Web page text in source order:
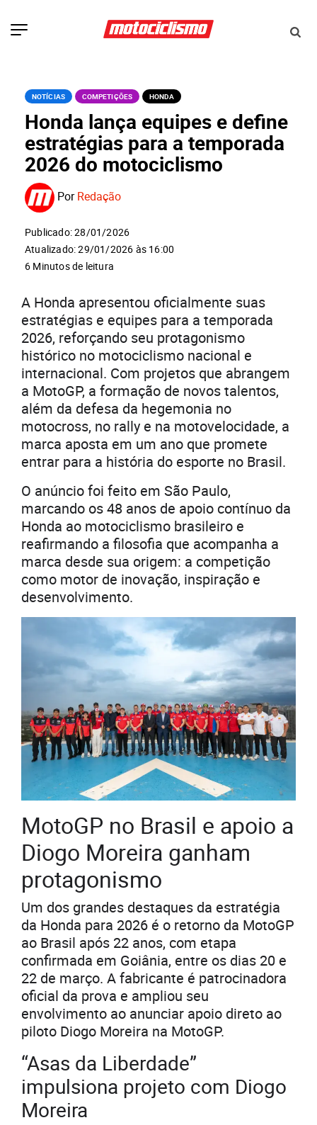
NOTÍCIAS COMPETIÇÕES HONDA
Honda lança equipes e define
estratégias para a temporada
2026 do motociclismo
PorRedação
Publicado: 28/01/2026
Atualizado: 29/01/2026 às 16:00
6 Minutos de leitura
A Honda apresentou oficialmente suas
estratégias e equipes para a temporada
2026, reforçando seu protagonismo
histórico no motociclismo nacional e
internacional. Com projetos que abrangem
a MotoGP, a formação de novos talentos,
além da defesa da hegemonia no
motocross, no rally e na motovelocidade, a
marca aposta em um ano que promete
entrar para a história do esporte no Brasil.
O anúncio foi feito em São Paulo,
marcando os 48 anos de apoio contínuo da
Honda ao motociclismo brasileiro e
reafirmando a filosofia que acompanha a
marca desde sua origem: a competição
como motor de inovação, inspiração e
desenvolvimento.
MotoGP no Brasil e apoio a
Diogo Moreira ganham
protagonismo
Um dos grandes destaques da estratégia
da Honda para 2026 é o retorno da MotoGP
ao Brasil após 22 anos, com etapa
confirmada em Goiânia, entre os dias 20 e
22 de março. A fabricante é patrocinadora
oficial da prova e ampliou seu
envolvimento ao anunciar apoio direto ao
piloto Diogo Moreira na MotoGP.
“Asas da Liberdade”
impulsiona projeto com Diogo
Moreira